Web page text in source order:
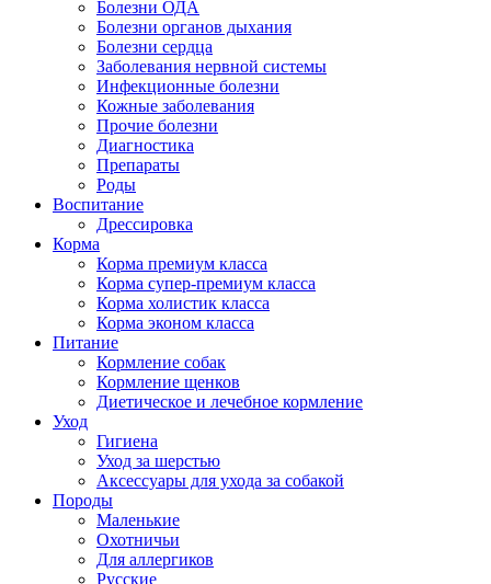
Болезни ОДА
Болезни органов дыхания
Болезни сердца
Заболевания нервной системы
Инфекционные болезни
Кожные заболевания
Прочие болезни
Диагностика
Препараты
Роды
Воспитание
Дрессировка
Корма
Корма премиум класса
Корма супер-премиум класса
Корма холистик класса
Корма эконом класса
Питание
Кормление собак
Кормление щенков
Диетическое и лечебное кормление
Уход
Гигиена
Уход за шерстью
Аксессуары для ухода за собакой
Породы
Маленькие
Охотничьи
Для аллергиков
Русские